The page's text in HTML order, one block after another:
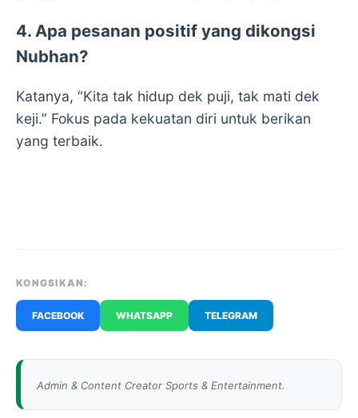
4. Apa pesanan positif yang dikongsi
Nubhan?
Katanya, “Kita tak hidup dek puji, tak mati dek
keji.” Fokus pada kekuatan diri untuk berikan
yang terbaik.
KONGSIKAN:
FACEBOOK WHATSAPP TELEGRAM
Admin & Content Creator Sports & Entertainment.